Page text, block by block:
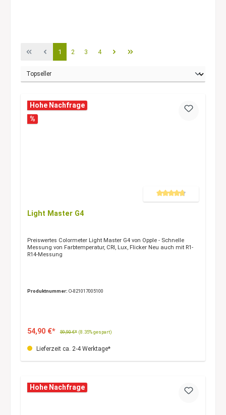
1 2 3 4
Hohe Nachfrage
%
Durchschnittliche Bewertung
Light Master G4
Preiswertes Colormeter Light Master G4 von Opple - Schnelle
Messung von Farbtemperatur, CRI, Lux, Flicker Neu auch mit R1-
R14-Messung
Produktnummer: O-821017005100
54,90 €* 59,90 €* (8.35% gespart)
Lieferzeit ca. 2-4 Werktage*
Hohe Nachfrage